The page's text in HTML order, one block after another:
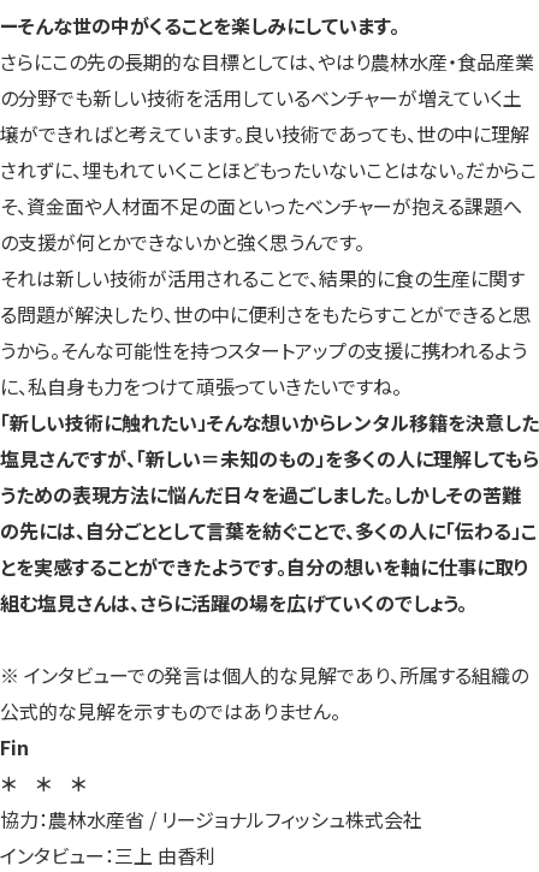
ーそんな世の中がくることを楽しみにしています。
さらにこの先の長期的な目標としては、やはり農林水産・食品産業
の分野でも新しい技術を活用しているベンチャーが増えていく土
壌ができればと考えています。良い技術であっても、世の中に理解
されずに、埋もれていくことほどもったいないことはない。だからこ
そ、資金面や人材面不足の面といったベンチャーが抱える課題へ
の支援が何とかできないかと強く思うんです。
それは新しい技術が活用されることで、結果的に食の生産に関す
る問題が解決したり、世の中に便利さをもたらすことができると思
うから。そんな可能性を持つスタートアップの支援に携われるよう
に、私自身も力をつけて頑張っていきたいですね。
「新しい技術に触れたい」そんな想いからレンタル移籍を決意した
塩見さんですが、「新しい＝未知のもの」を多くの人に理解してもら
うための表現方法に悩んだ日々を過ごしました。しかしその苦難
の先には、自分ごととして言葉を紡ぐことで、多くの人に「伝わる」こ
とを実感することができたようです。自分の想いを軸に仕事に取り
組む塩見さんは、さらに活躍の場を広げていくのでしょう。
※ インタビューでの発言は個人的な見解であり、所属する組織の
公式的な見解を示すものではありません。
Fin
＊ ＊ ＊
協力：農林水産省 / リージョナルフィッシュ株式会社
インタビュー：三上 由香利